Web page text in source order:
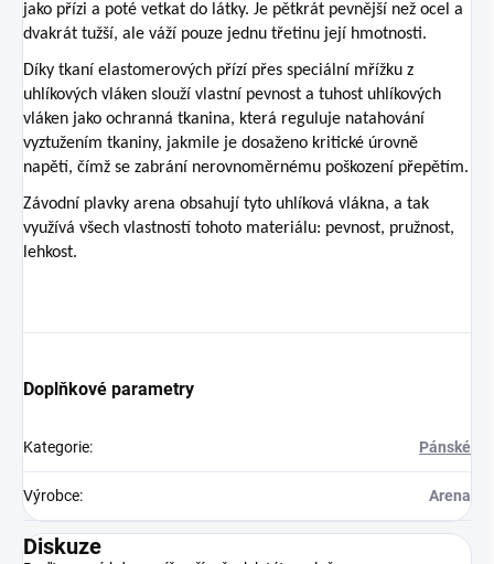
jako přízi a poté vetkat do látky. Je pětkrát pevnější než ocel a
dvakrát tužší, ale váží pouze jednu třetinu její hmotnosti.
Díky tkaní elastomerových přízí přes speciální mřížku z
uhlíkových vláken slouží vlastní pevnost a tuhost uhlíkových
vláken jako ochranná tkanina, která reguluje natahování
vyztužením tkaniny, jakmile je dosaženo kritické úrovně
napětí, čímž se zabrání nerovnoměrnému poškození přepětím.
Závodní plavky arena obsahují tyto uhlíková vlákna, a tak
využívá všech vlastností tohoto materiálu: pevnost, pružnost,
lehkost.
Doplňkové parametry
Kategorie: Pánské
Výrobce: Arena
Diskuze